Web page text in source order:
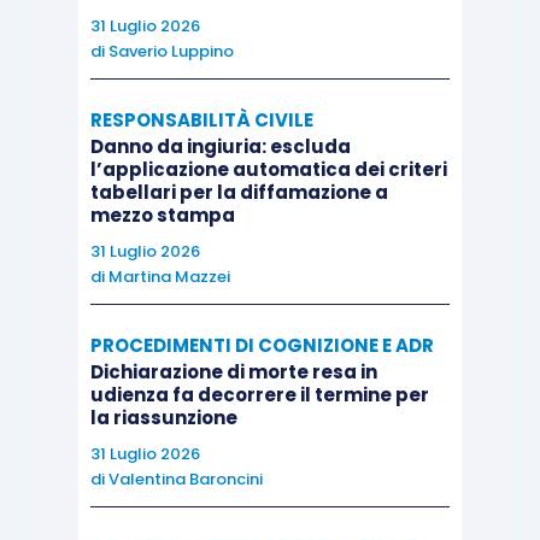
stabilisce che «Non sono ammesse: a) le
opposizioni regolate dall’articolo 615 del codice
di procedura civile, fatta eccezione per quelle
concernenti la pignorabilità dei beni; b) le
opposizioni regolate dall’articolo 617 del codice
di procedura civile relative alla regolarità formale
ed alla notificazione del titolo esecutivo».
Osserva la Consulta che per le opposizioni agli
atti esecutivi non si pone un problema di
legittimità costituzionale, in quanto la tutela del
contribuente è assicurata in ogni caso, giacché
opposizioni relative alla regolarità formale e la
notificazione del titolo esecutivo (e solo esse), è
31 Luglio 2026
di Saverio Luppino
RESPONSABILITÀ CIVILE
Danno da ingiuria: escluda
l’applicazione automatica dei criteri
tabellari per la diffamazione a
mezzo stampa
31 Luglio 2026
di Martina Mazzei
PROCEDIMENTI DI COGNIZIONE E ADR
Dichiarazione di morte resa in
udienza fa decorrere il termine per
la riassunzione
31 Luglio 2026
diValentina Baroncini